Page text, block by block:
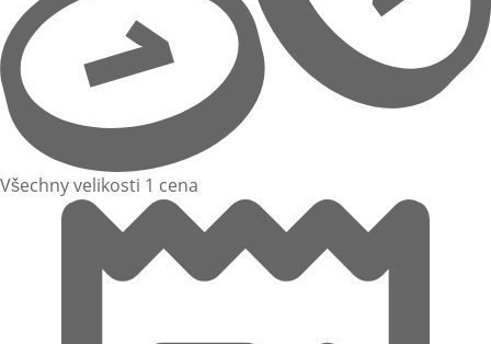
Všechny velikosti 1 cena